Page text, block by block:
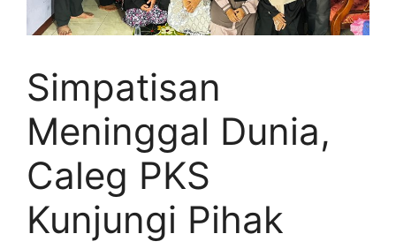
Simpatisan
Meninggal Dunia,
Caleg PKS
Kunjungi Pihak